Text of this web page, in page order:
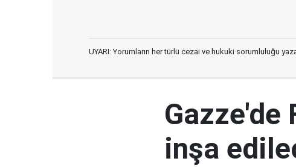
UYARI: Yorumların her türlü cezai ve hukuki sorumluluğu
inşa